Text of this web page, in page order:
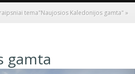
tema"Naujosios Kaledonijos gamta" »
gamta